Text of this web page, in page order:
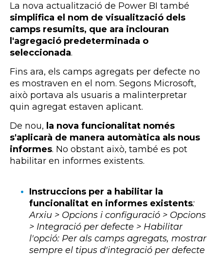
La nova actualització de Power BI també
simplifica el nom de visualització dels
camps resumits, que ara inclouran
l'agregació predeterminada o
seleccionada.
Fins ara, els camps agregats per defecte no
es mostraven en el nom. Segons Microsoft,
això portava als usuaris a malinterpretar
quin agregat estaven aplicant.
De nou, la nova funcionalitat només
s'aplicarà de manera automàtica als nous
informes. No obstant això, també es pot
habilitar en informes existents.
Instruccions per a habilitar la
funcionalitat en informes existents:
Arxiu > Opcions i configuració > Opcions
> Integració per defecte > Habilitar
l'opció: Per als camps agregats, mostrar
sempre el tipus d'integració per defecte